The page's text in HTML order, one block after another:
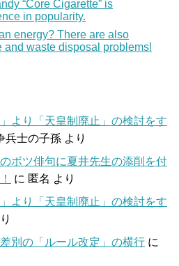
“Core Cigarette” is
in popularity.
energy? There are also
and waste disposal problems!
より「天皇制廃止」の検討をす
兵士の子孫 より
ボツ俳句に夏井先生の添削を付
に 匿名 より
より「天皇制廃止」の検討をす
別の「ルール改定」の横行 に